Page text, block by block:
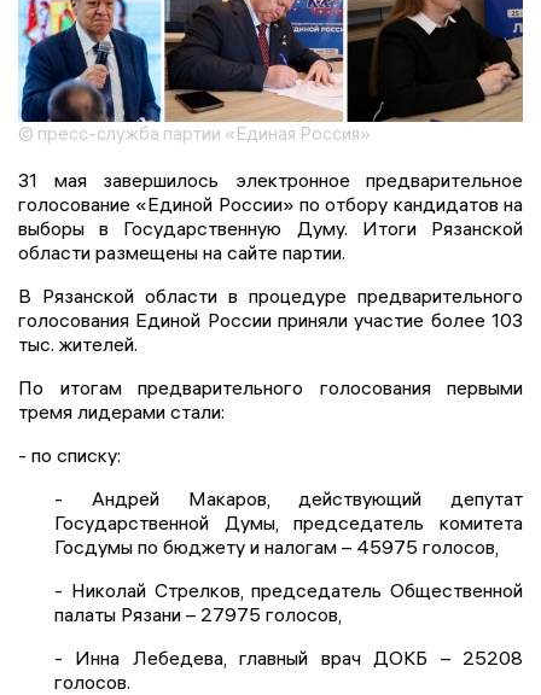
© пресс-служба партии «Единая Россия»
31 мая завершилось электронное предварительное
голосование «Единой России» по отбору кандидатов на
выборы в Государственную Думу. Итоги Рязанской
области размещены на сайте партии.
В Рязанской области в процедуре предварительного
голосования Единой России приняли участие более 103
тыс. жителей.
По итогам предварительного голосования первыми
тремя лидерами стали:
- по списку:
- Андрей Макаров, действующий депутат
Государственной Думы, председатель комитета
Госдумы по бюджету и налогам – 45975 голосов,
- Николай Стрелков, председатель Общественной
палаты Рязани – 27975 голосов,
- Инна Лебедева, главный врач ДОКБ – 25208
голосов.